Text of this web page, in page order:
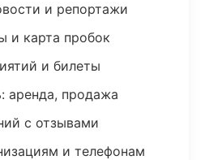
и репортажи
и карта пробок
и билеты
аренда, продажа
с отзывами
и телефонам